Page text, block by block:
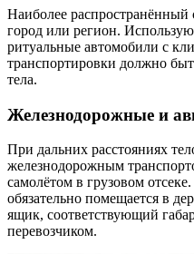
Наиболее распространённый
город или регион.
ритуальные автомобили с
транспортировки должно
тела.
Железнодорожные и
При дальних расстояниях
железнодорожным
самолётом в грузовом
обязательно помещается в
ящик, соответствующий
перевозчиком.